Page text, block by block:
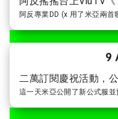
阿反專業DD (x 用了米亞兩首
9
二萬訂閱慶祝活動，
這一天米亞公開了新公式服